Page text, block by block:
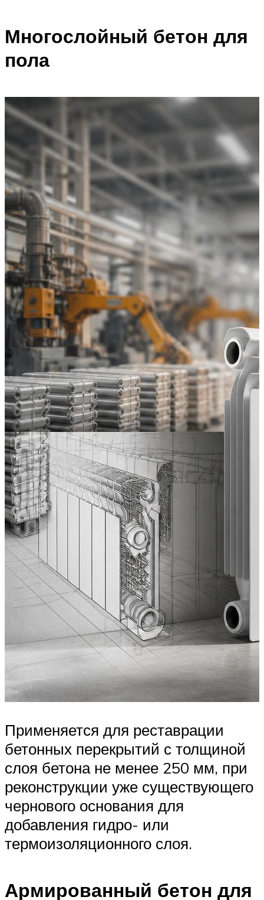
Многослойный бетон для
пола
Применяется для реставрации
бетонных перекрытий с толщиной
слоя бетона не менее 250 мм, при
реконструкции уже существующего
чернового основания для
добавления гидро- или
термоизоляционного слоя.
Армированный бетон для